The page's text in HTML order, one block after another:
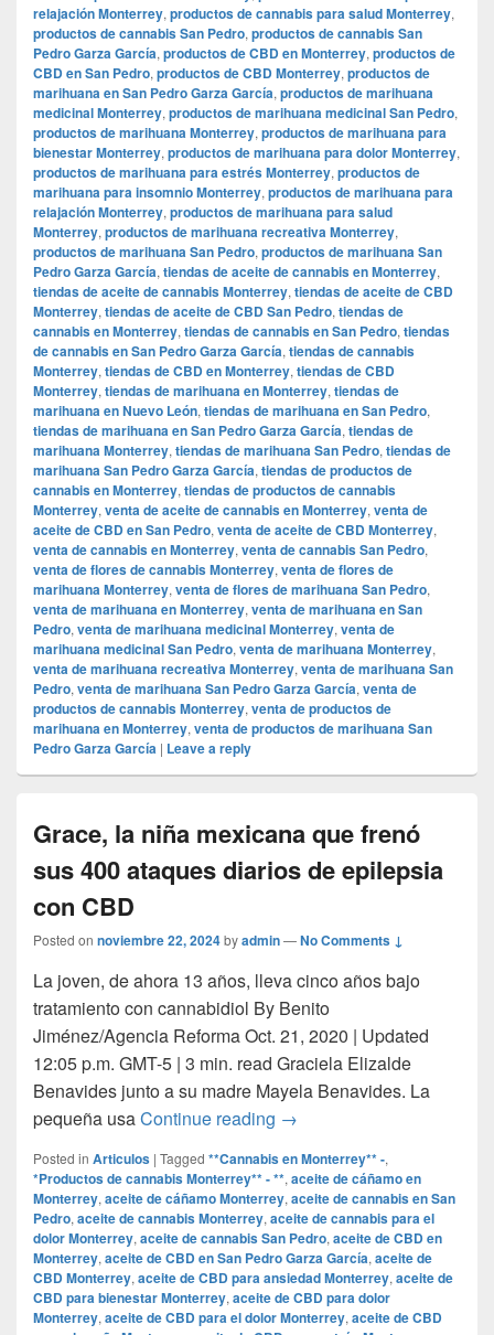
relajación Monterrey, productos de cannabis para salud Monterrey,
productos de cannabis San Pedro, productos de cannabis San
Pedro Garza García, productos de CBD en Monterrey, productos de
CBD en San Pedro, productos de CBD Monterrey, productos de
marihuana en San Pedro Garza García, productos de marihuana
medicinal Monterrey, productos de marihuana medicinal San Pedro,
productos de marihuana Monterrey, productos de marihuana para
bienestar Monterrey, productos de marihuana para dolor Monterrey,
productos de marihuana para estrés Monterrey, productos de
marihuana para insomnio Monterrey, productos de marihuana para
relajación Monterrey, productos de marihuana para salud
Monterrey, productos de marihuana recreativa Monterrey,
productos de marihuana San Pedro, productos de marihuana San
Pedro Garza García, tiendas de aceite de cannabis en Monterrey,
tiendas de aceite de cannabis Monterrey, tiendas de aceite de CBD
Monterrey, tiendas de aceite de CBD San Pedro, tiendas de
cannabis en Monterrey, tiendas de cannabis en San Pedro, tiendas
de cannabis en San Pedro Garza García, tiendas de cannabis
Monterrey, tiendas de CBD en Monterrey, tiendas de CBD
Monterrey, tiendas de marihuana en Monterrey, tiendas de
marihuana en Nuevo León, tiendas de marihuana en San Pedro,
tiendas de marihuana en San Pedro Garza García, tiendas de
marihuana Monterrey, tiendas de marihuana San Pedro, tiendas de
marihuana San Pedro Garza García, tiendas de productos de
cannabis en Monterrey, tiendas de productos de cannabis
Monterrey, venta de aceite de cannabis en Monterrey, venta de
aceite de CBD en San Pedro, venta de aceite de CBD Monterrey,
venta de cannabis en Monterrey, venta de cannabis San Pedro,
venta de flores de cannabis Monterrey, venta de flores de
marihuana Monterrey, venta de flores de marihuana San Pedro,
venta de marihuana en Monterrey, venta de marihuana en San
Pedro, venta de marihuana medicinal Monterrey, venta de
marihuana medicinal San Pedro, venta de marihuana Monterrey,
venta de marihuana recreativa Monterrey, venta de marihuana San
Pedro, venta de marihuana San Pedro Garza García, venta de
productos de cannabis Monterrey, venta de productos de
marihuana en Monterrey, venta de productos de marihuana San
Pedro Garza García | Leave a reply
Grace, la niña mexicana que frenó
sus 400 ataques diarios de epilepsia
con CBD
Posted on noviembre 22, 2024byadmin—No Comments ↓
La joven, de ahora 13 años, lleva cinco años bajo
tratamiento con cannabidiol By Benito
Jiménez/Agencia Reforma Oct. 21, 2020 | Updated
12:05 p.m. GMT-5 | 3 min. read Graciela Elizalde
Benavides junto a su madre Mayela Benavides. La
pequeña usaContinue reading Grace, la niña mexicana
→
Posted in Articulos | Tagged **Cannabis en Monterrey** -,
*Productos de cannabis Monterrey** - **, aceite de cáñamo en
Monterrey, aceite de cáñamo Monterrey, aceite de cannabis en San
Pedro, aceite de cannabis Monterrey, aceite de cannabis para el
dolor Monterrey, aceite de cannabis San Pedro, aceite de CBD en
Monterrey, aceite de CBD en San Pedro Garza García, aceite de
CBD Monterrey, aceite de CBD para ansiedad Monterrey, aceite de
CBD para bienestar Monterrey, aceite de CBD para dolor
Monterrey, aceite de CBD para el dolor Monterrey, aceite de CBD